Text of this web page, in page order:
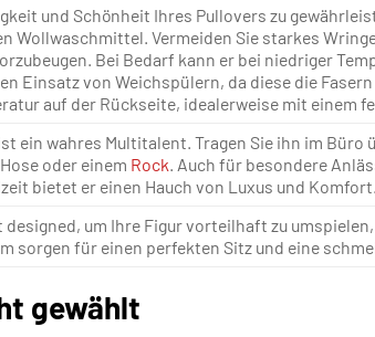
und Schönheit Ihres Pullovers zu
Wollwaschmittel. Vermeiden Sie starkes
Bei Bedarf kann er bei niedriger
Einsatz von Weichspülern, da diese die
auf der Rückseite, idealerweise mit einem
ein wahres Multitalent. Tragen Sie ihn im Büro
oder einem Rock. Auch für besondere
bietet er einen Hauch von Luxus und Komfort.
designed, um Ihre Figur vorteilhaft zu
sorgen für einen perfekten Sitz und eine
gewählt